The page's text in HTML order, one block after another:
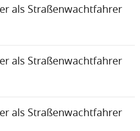
als Straßenwachtfahrer
als Straßenwachtfahrer
als Straßenwachtfahrer